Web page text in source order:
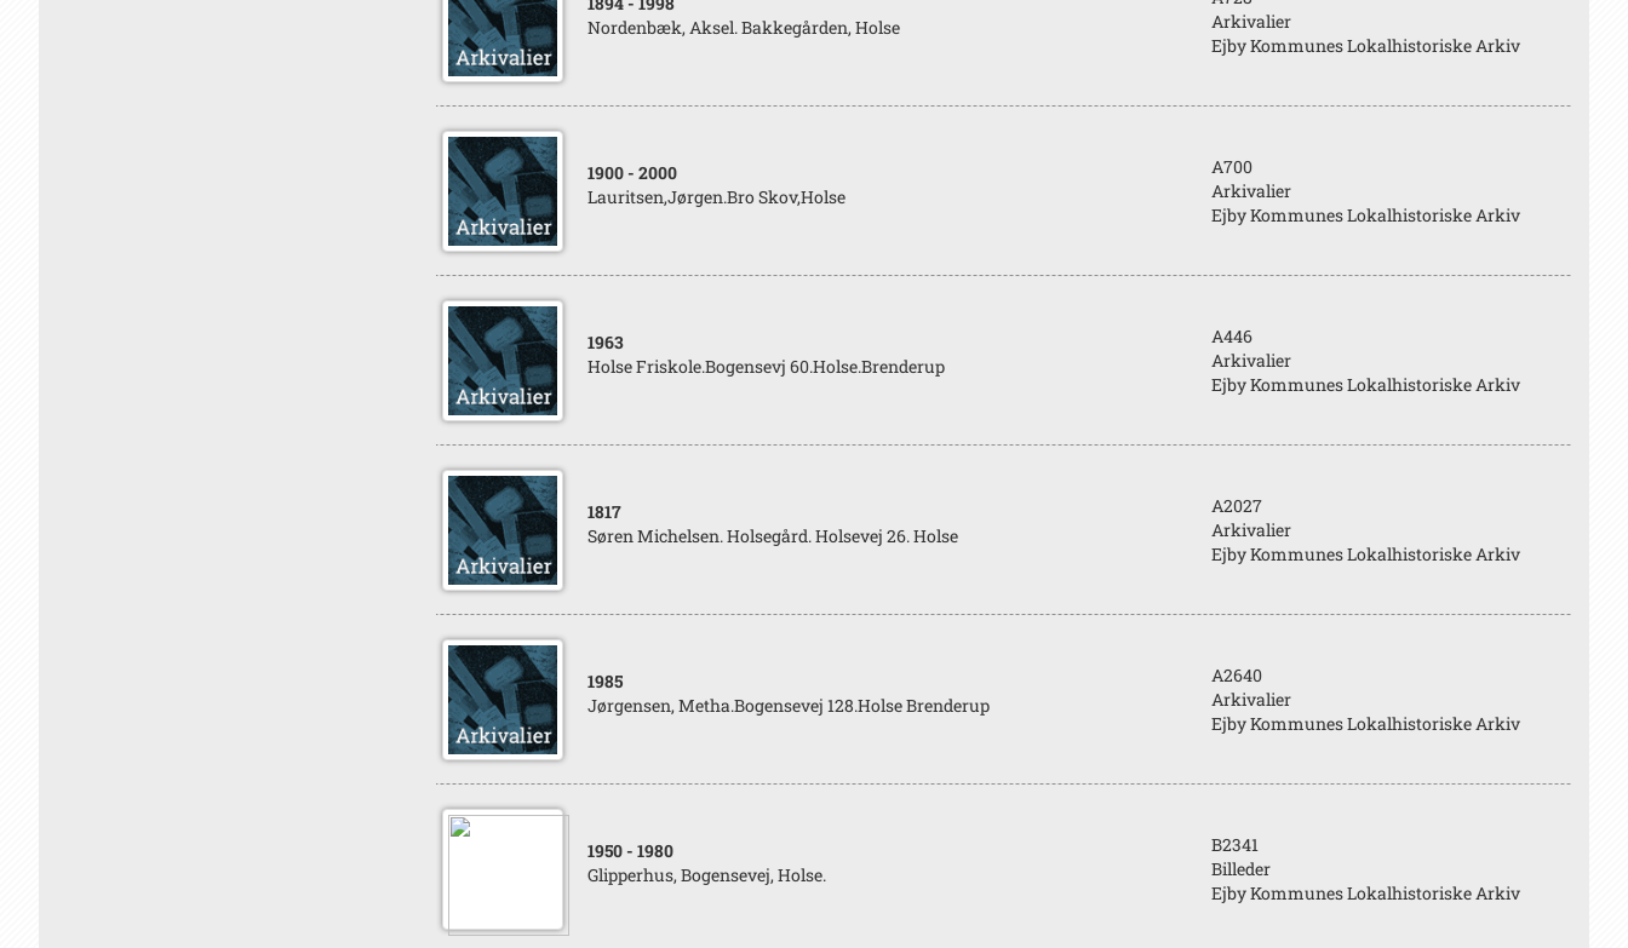
Nordenbæk, Aksel. Bakkegården, Holse
Arkivalier
Ejby Kommunes Lokalhistoriske Arkiv
1900 - 2000
Lauritsen,Jørgen.Bro Skov,Holse
A700
Arkivalier
Ejby Kommunes Lokalhistoriske Arkiv
1963
Holse Friskole.Bogensevj 60.Holse.Brenderup
A446
Arkivalier
Ejby Kommunes Lokalhistoriske Arkiv
1817
Søren Michelsen. Holsegård. Holsevej 26. Holse
A2027
Arkivalier
Ejby Kommunes Lokalhistoriske Arkiv
1985
Jørgensen, Metha.Bogensevej 128.Holse Brenderup
A2640
Arkivalier
Ejby Kommunes Lokalhistoriske Arkiv
1950 - 1980
Glipperhus, Bogensevej, Holse.
B2341
Billeder
Ejby Kommunes Lokalhistoriske Arkiv